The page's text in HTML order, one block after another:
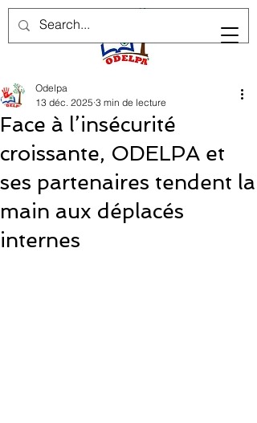
Face à l’insécurité
croissante, ODELPA et
ses partenaires tendent la
main aux déplacés
internes
Odelpa
13 déc. 2025 3 min de lecture